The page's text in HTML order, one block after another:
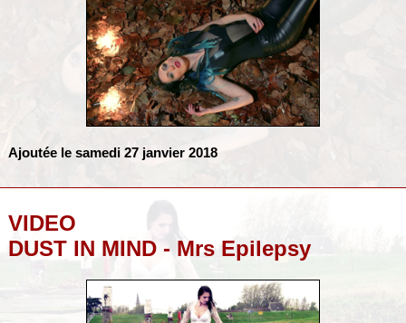
Ajoutée le samedi 27 janvier 2018
VIDEO
DUST IN MIND - Mrs Epilepsy